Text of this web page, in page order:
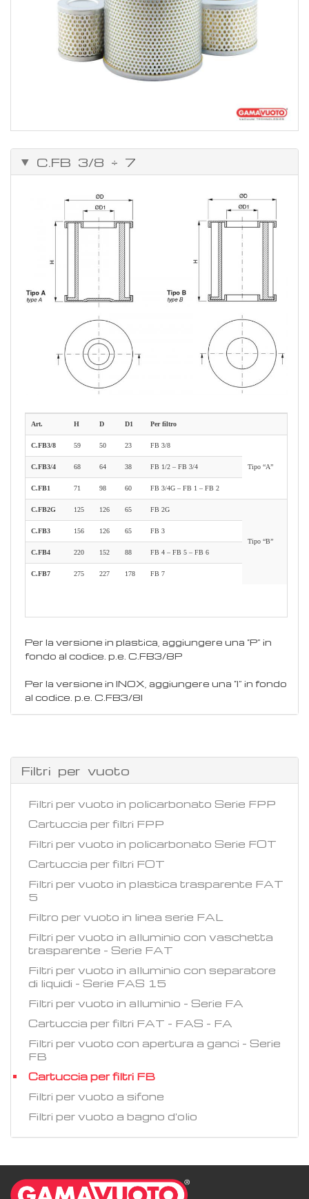
C.FB 3/8 ÷ 7
Art. H D D1 Per filtro
C.FB3/8 59 50 23 FB 3/8
Tipo “A”
C.FB3/4 68 64 38 FB 1/2 – FB 3/4
C.FB1 71 98 60 FB 3/4G – FB 1 – FB 2
C.FB2G 125 126 65 FB 2G
Tipo “B”
C.FB3 156 126 65 FB 3
C.FB4 220 152 88 FB 4 – FB 5 – FB 6
C.FB7 275 227 178 FB 7
Per la versione in plastica, aggiungere una “P” in
fondo al codice. p.e. C.FB3/8P
Per la versione in INOX, aggiungere una “I” in fondo
al codice. p.e. C.FB3/8I
Filtri per vuoto
Filtri per vuoto in policarbonato Serie FPP
Cartuccia per filtri FPP
Filtri per vuoto in policarbonato Serie FOT
Cartuccia per filtri FOT
Filtri per vuoto in plastica trasparente FAT
5
Filtro per vuoto in linea serie FAL
Filtri per vuoto in alluminio con vaschetta
trasparente - Serie FAT
Filtri per vuoto in alluminio con separatore
di liquidi - Serie FAS 15
Filtri per vuoto in alluminio - Serie FA
Cartuccia per filtri FAT - FAS - FA
Filtri per vuoto con apertura a ganci - Serie
FB
Cartuccia per filtri FB
Filtri per vuoto a sifone
Filtri per vuoto a bagno d'olio